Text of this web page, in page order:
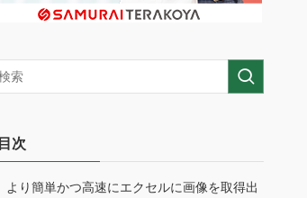
目次
より簡単かつ高速にエクセルに画像を取得出